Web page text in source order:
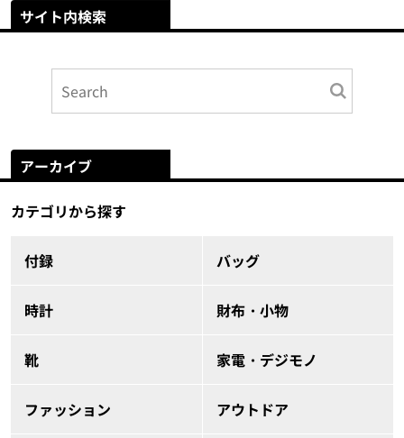
サイト内検索
アーカイブ
カテゴリから探す
付録 バッグ
時計 財布・小物
靴 家電・デジモノ
ファッション アウトドア